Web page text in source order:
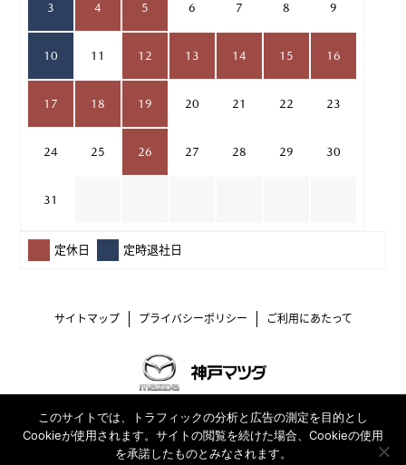
3 4 5 6 7 8 9
10 11 12 13 14 15 16
17 18 19 20 21 22 23
24 25 26 27 28 29 30
31
定休日 定時退社日
サイトマップ プライバシーポリシー ご利用にあたって
古物許可証番号 兵庫県公安委員会交付番号第631149600001号
Copyright © Kobe Mazda Co.,Ltd. All rights reserved.
このサイトでは、トラフィックの分析と広告の測定を目的とし
Cookieが使用されます。サイトの閲覧を続けた場合、Cookieの使用
を承諾したものとみなされます。